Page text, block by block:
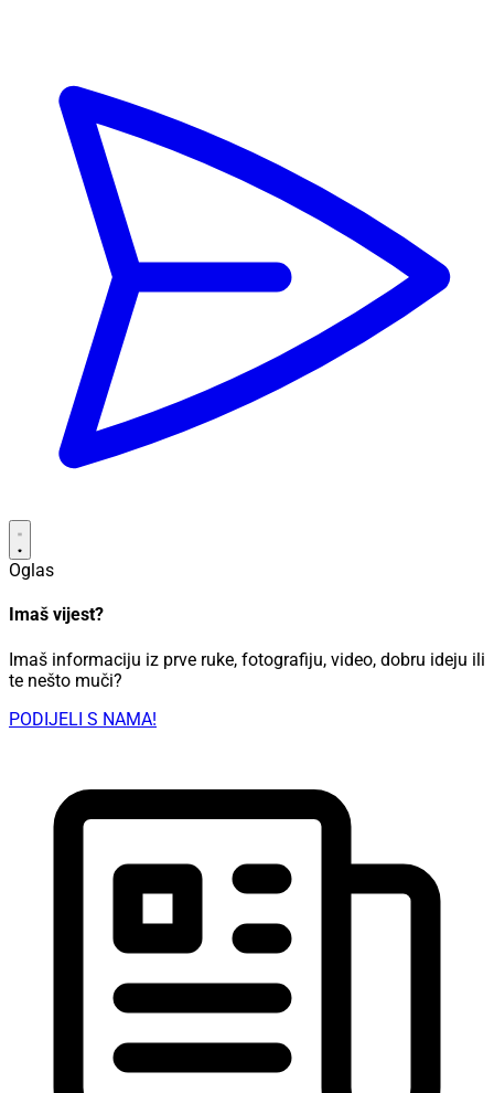
Oglas
Imaš vijest?
Imaš informaciju iz prve ruke, fotografiju, video, dobru ideju ili
te nešto muči?
PODIJELI S NAMA!